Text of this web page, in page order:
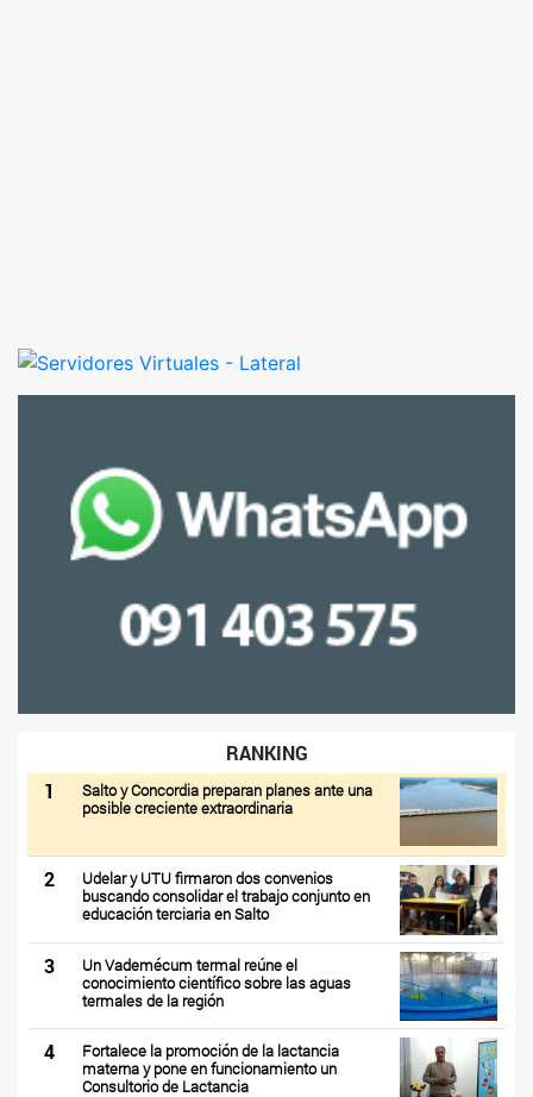
RANKING
1
Salto y Concordia preparan planes ante una
posible creciente extraordinaria
2
Udelar y UTU firmaron dos convenios
buscando consolidar el trabajo conjunto en
educación terciaria en Salto
3
Un Vademécum termal reúne el
conocimiento científico sobre las aguas
termales de la región
4
Fortalece la promoción de la lactancia
materna y pone en funcionamiento un
Consultorio de Lactancia